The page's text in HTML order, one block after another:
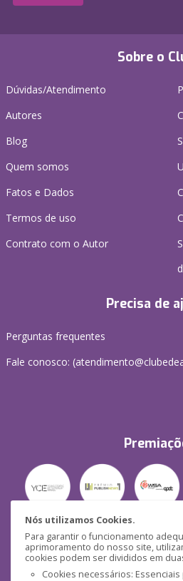
Nós utilizamos Cookies.
Para garantir o funcionamento
aprimoramento do nosso site,
cookies podem ser divididos em
Cookies necessários:
Sobre o
Dúvidas/Atendimento
Autores
Blog
Quem somos
Fatos e Dados
Termos de uso
Contrato com o Autor
Precisa de
Perguntas frequentes
Fale conosco: (